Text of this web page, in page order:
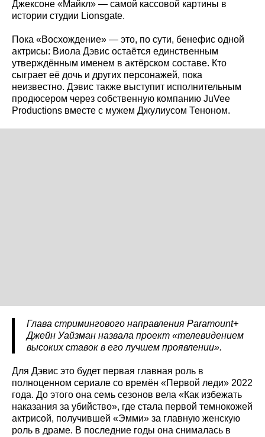
Джексоне «Майкл» — самой кассовой картины в
истории студии Lionsgate.
Пока «Восхождение» — это, по сути, бенефис одной
актрисы: Виола Дэвис остаётся единственным
утверждённым именем в актёрском составе. Кто
сыграет её дочь и других персонажей, пока
неизвестно. Дэвис также выступит исполнительным
продюсером через собственную компанию JuVee
Productions вместе с мужем Джулиусом Теноном.
Глава стримингового направления Paramount+
Джейн Уайзман назвала проект «телевидением
высоких ставок в его лучшем проявлении».
Для Дэвис это будет первая главная роль в
полноценном сериале со времён «Первой леди» 2022
года. До этого она семь сезонов вела «Как избежать
наказания за убийство», где стала первой темнокожей
актрисой, получившей «Эмми» за главную женскую
роль в драме. В последние годы она снималась в